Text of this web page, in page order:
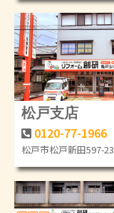
松戸支店
0120-77-1966
松戸市松戸新田597-23